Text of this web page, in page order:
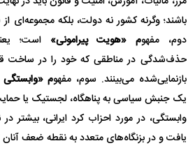
باشند؛ وگرنه کشور نه دولت، بلکه مجموعه‌ای
دوم، مفهوم «هویت پیرامونی» است؛
حذف‌شدگی در مناطقی که خود را در ساخت
بازنمایی‌شده می‌بینند. سوم، مفهوم
یک جنبش سیاسی به پناهگاه، لجستیک یا
وابستگی، در مورد احزاب کرد ایرانی، بیشتر
یافت و در بزنگاه‌های متعدد به نقطه ضعف